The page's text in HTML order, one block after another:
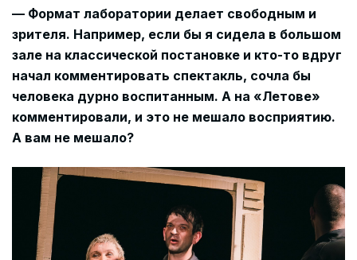
— Формат лаборатории делает свободным и
зрителя. Например, если бы я сидела в большом
зале на классической постановке и кто-то вдруг
начал комментировать спектакль, сочла бы
человека дурно воспитанным. А на «Летове»
комментировали, и это не мешало восприятию.
А вам не мешало?